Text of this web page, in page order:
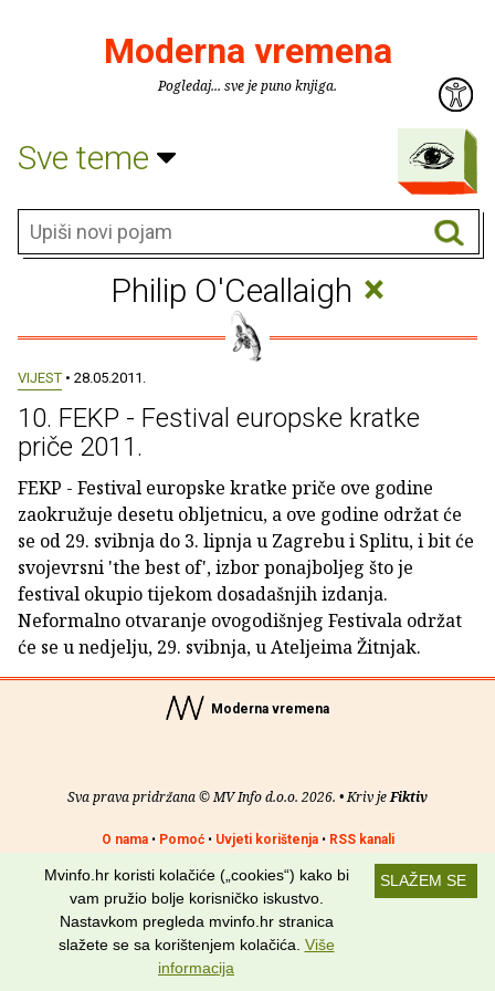
Moderna vremena
Pogledaj... sve je puno knjiga.
Sve teme
Philip O'Ceallaigh ×
VIJEST • 28.05.2011.
10. FEKP - Festival europske kratke
priče 2011.
FEKP - Festival europske kratke priče ove godine
zaokružuje desetu obljetnicu, a ove godine održat će
se od 29. svibnja do 3. lipnja u Zagrebu i Splitu, i bit će
svojevrsni 'the best of', izbor ponajboljeg što je
festival okupio tijekom dosadašnjih izdanja.
Neformalno otvaranje ovogodišnjeg Festivala održat
će se u nedjelju, 29. svibnja, u Ateljeima Žitnjak.
Moderna vremena
Sva prava pridržana © MV Info d.o.o. 2026. • Kriv jeFiktiv
O nama• Pomoć• Uvjeti korištenja• RSS kanali
Potraži nas na: SLAŽEM SE
Mvinfo.hr koristi kolačiće („cookies“) kako bi
vam pružio bolje korisničko iskustvo.
Nastavkom pregleda mvinfo.hr stranica
slažete se sa korištenjem kolačića. Više
informacija